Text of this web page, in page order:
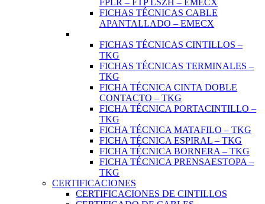
FPLR – FTP LSZH – EMECX
FICHAS TÉCNICAS CABLE
APANTALLADO – EMECX
FICHAS TÉCNICAS CINTILLOS –
TKG
FICHAS TÉCNICAS TERMINALES –
TKG
FICHA TÉCNICA CINTA DOBLE
CONTACTO – TKG
FICHA TÉCNICA PORTACINTILLO –
TKG
FICHA TÉCNICA MATAFILO – TKG
FICHA TÉCNICA ESPIRAL – TKG
FICHA TÉCNICA BORNERA – TKG
FICHA TÉCNICA PRENSAESTOPA –
TKG
CERTIFICACIONES
CERTIFICACIONES DE CINTILLOS